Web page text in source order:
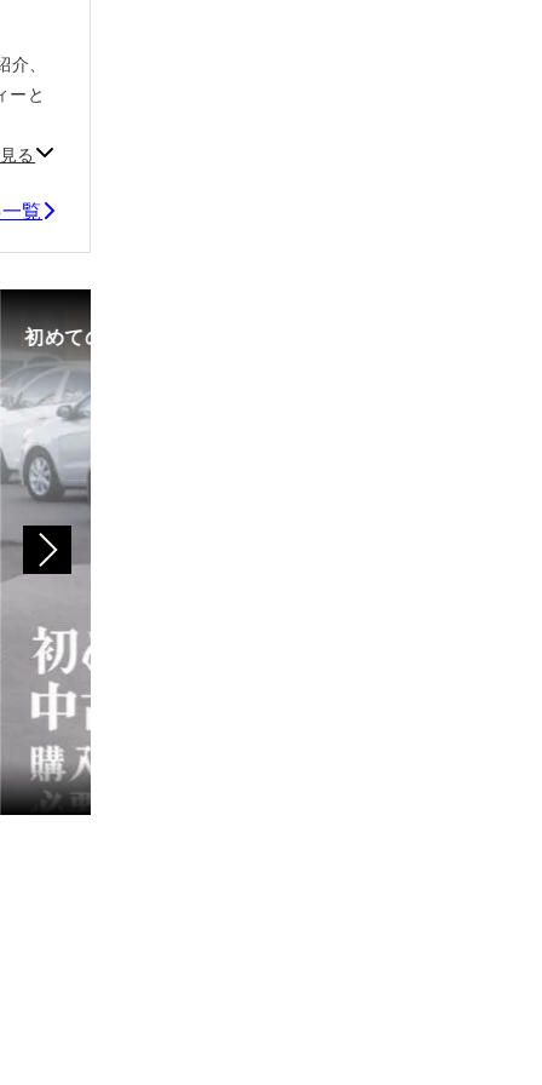
、
ーと
る
覧
初めての中古車選び、購入時の流れや必要な書類などに